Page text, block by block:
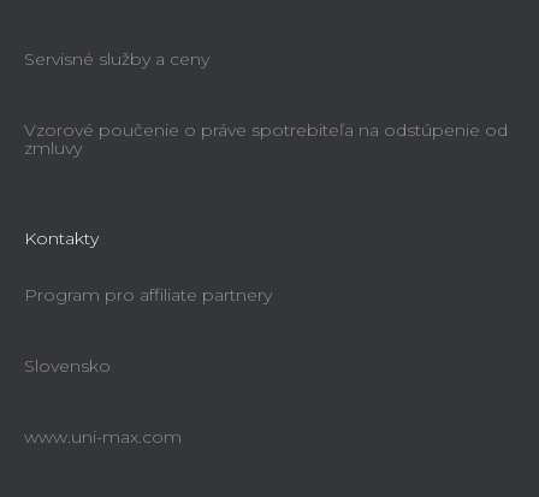
Servisné služby a ceny
Vzorové poučenie o práve spotrebiteľa na odstúpenie od
zmluvy
Kontakty
Program pro affiliate partnery
Slovensko
www.uni-max.com